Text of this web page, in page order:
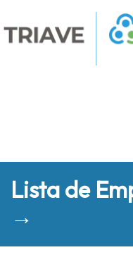
Lista de
→